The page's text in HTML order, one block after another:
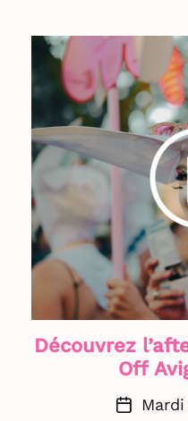
publics Rendez-
préparer
festival Off
et à bientôt ! ☀️ ©
Découvrez
Off